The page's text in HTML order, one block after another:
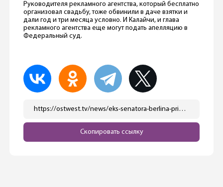
Руководителя рекламного агентства, который бесплатно
организовал свадьбу, тоже обвинили в даче взятки и
дали год и три месяца условно. И Калайчи, и глава
рекламного агентства еще могут подать апелляцию в
Федеральный суд.
https://ostwest.tv/news/eks-senatora-berlina-prigovorili-za-vzyatku/
Скопировать ссылку